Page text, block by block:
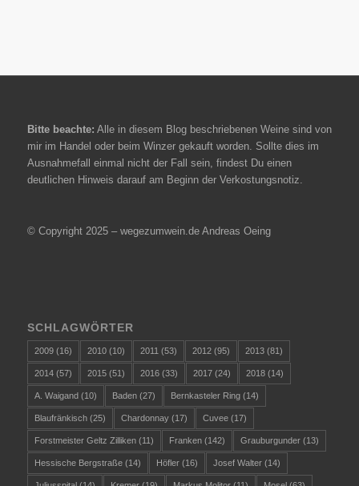
Bitte beachte: Alle in diesem Blog beschriebenen Weine sind von
mir im Handel oder beim Winzer gekauft worden. Sollte dies im
Ausnahmefall einmal nicht der Fall sein, findest Du einen
deutlichen Hinweis darauf am Beginn der Verkostungsnotiz.
© Copyright 2025 – wegezumwein.de Andreas Oeing
SCHLAGWÖRTER
2009(16) 2010(10) 2011(53) 2012(95) 2013(81)
2014(57) 2015(51) 2016(33) 2017(24) 2018(14)
A. Waigand (10) Baden(27) Bernkasteler Ring(14)
Blaufränkisch(25) Chardonnay(17) Cuvee(17)
Forstmeister Geltz Zilliken(11) Franken(142) Grauburgunder(13)
Hessische Bergstraße(14) Höfler(16) Josef Walter(14)